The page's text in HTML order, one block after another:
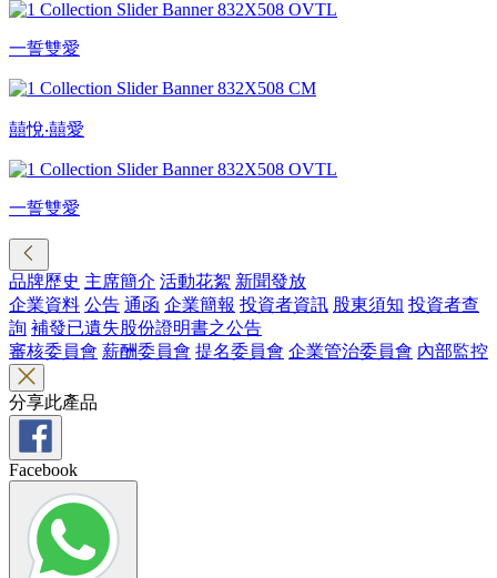
一誓雙愛
囍悅‧囍愛
一誓雙愛
品牌歷史 主席簡介 活動花絮 新聞發放
企業資料 公告 通函 企業簡報 投資者資訊 股東須知 投資者查
詢 補發已遺失股份證明書之公告
審核委員會 薪酬委員會 提名委員會 企業管治委員會 內部監控
分享此產品
Facebook